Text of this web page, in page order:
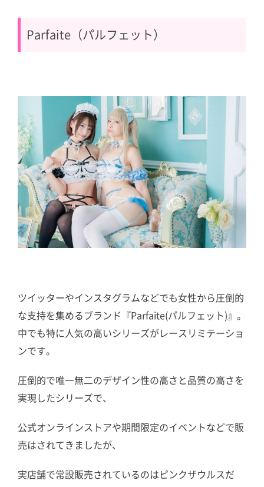
Parfaite（パルフェット）
ツイッターやインスタグラムなどでも女性から圧倒的
な支持を集めるブランド『Parfaite(パルフェット)』。
中でも特に人気の高いシリーズがレースリミテーショ
ンです。
圧倒的で唯一無二のデザイン性の高さと品質の高さを
実現したシリーズで、
公式オンラインストアや期間限定のイベントなどで販
売はされてきましたが、
実店舗で常設販売されているのはピンクザウルスだ